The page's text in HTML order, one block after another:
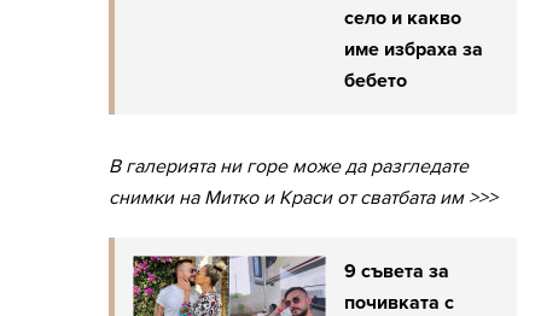
село и какво
име избраха за
бебето
В галерията ни горе може да разгледате
снимки на Митко и Краси от сватбата им >>>
9 съвета за
почивката с